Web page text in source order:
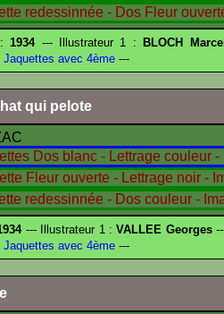
:1934--- Illustrateur 1 :
BLOCH
Jaquettes avec 4ème ---
qui pelote
--- Illustrateur 1 :VALLEE Georges
Jaquettes avec 4ème ---